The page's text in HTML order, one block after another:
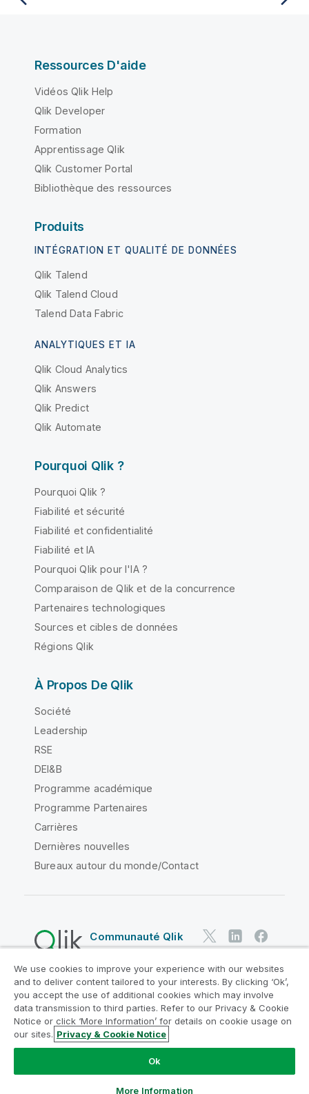
Ressources D'aide
Vidéos Qlik Help
Qlik Developer
Formation
Apprentissage Qlik
Qlik Customer Portal
Bibliothèque des ressources
Produits
INTÉGRATION ET QUALITÉ DE DONNÉES
Qlik Talend
Qlik Talend Cloud
Talend Data Fabric
ANALYTIQUES ET IA
Qlik Cloud Analytics
Qlik Answers
Qlik Predict
Qlik Automate
Pourquoi Qlik ?
Pourquoi Qlik ?
Fiabilité et sécurité
Fiabilité et confidentialité
Fiabilité et IA
Pourquoi Qlik pour l'IA ?
Comparaison de Qlik et de la concurrence
Partenaires technologiques
Sources et cibles de données
Régions Qlik
À Propos De Qlik
Société
Leadership
RSE
DEI&B
Programme académique
Programme Partenaires
Carrières
Dernières nouvelles
Bureaux autour du monde/Contact
Communauté Qlik
Contrats juridiques
Conditions d'utilisation des produits
Legal Policies
Conditions légales
Conditions d'utilisation
Marques
Do Not Share My Info
Copyright © 1993-2026 QlikTech International AB. Tous
We use cookies to improve your experience with our websites
and to deliver content tailored to your interests. By clicking ‘Ok’,
you accept the use of additional cookies which may involve
data transmission to third parties. Refer to our Privacy & Cookie
Notice or click ‘More Information’ for details on cookie usage on
our sites. Privacy & Cookie Notice
Ok
More Information